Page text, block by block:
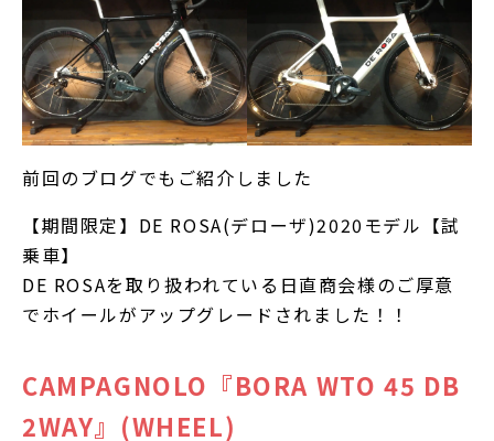
前回のブログでもご紹介しました
【期間限定】DE ROSA(デローザ)2020モデル【試
乗車】
DE ROSAを取り扱われている日直商会様のご厚意
でホイールがアップグレードされました！！
CAMPAGNOLO『BORA WTO 45 DB
2WAY』(WHEEL)